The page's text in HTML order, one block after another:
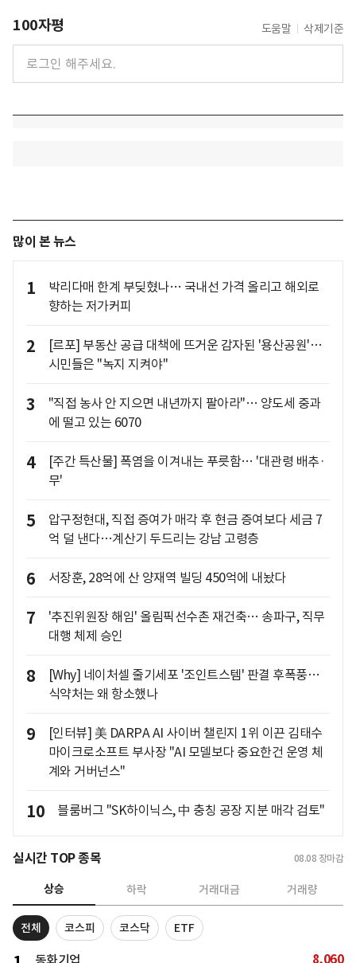
100자평 도움말 삭제기준
많이 본 뉴스
1
박리다매 한계 부딪혔나… 국내선 가격 올리고 해외로
향하는 저가커피
2
[르포] 부동산 공급 대책에 뜨거운 감자된 '용산공원'…
시민들은 "녹지 지켜야"
3
"직접 농사 안 지으면 내년까지 팔아라"… 양도세 중과
에 떨고 있는 6070
4
[주간 특산물] 폭염을 이겨내는 푸릇함… '대관령 배추·
무'
5
압구정현대, 직접 증여가 매각 후 현금 증여보다 세금 7
억 덜 낸다…계산기 두드리는 강남 고령층
6 서장훈, 28억에 산 양재역 빌딩 450억에 내놨다
7
'추진위원장 해임' 올림픽선수촌 재건축… 송파구, 직무
대행 체제 승인
8
[Why] 네이처셀 줄기세포 '조인트스템' 판결 후폭풍…
식약처는 왜 항소했나
9
[인터뷰] 美 DARPA AI 사이버 챌린지 1위 이끈 김태수
마이크로소프트 부사장 "AI 모델보다 중요한건 운영 체
계와 거버넌스"
10 블룸버그 "SK하이닉스, 中 충칭 공장 지분 매각 검토"
실시간 TOP 종목 08.08 장마감
상승 하락 거래대금 거래량
전체 코스피 코스닥 ETF
동화기업 8,060